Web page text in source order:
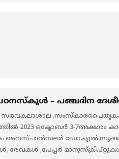
– പഞ്ചദിന ദേശീയ
സർവകലാശാല
2023 ഒക്ടോബർ 3-7അക്ഷരം
വൈസ്ചാൻസലർ ഡോ.എൽ.സുഷമ
രേഖകൾ ,പേപ്പർ